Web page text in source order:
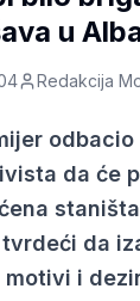
u
Redakcija
odbacio
da će
da
i